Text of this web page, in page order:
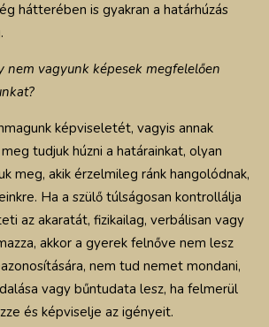
hátterében is gyakran a határhúzás
nem vagyunk képesek megfelelően
képviseletét, vagyis annak
tudjuk húzni a határainkat, olyan
meg, akik érzelmileg ránk hangolódnak,
Ha a szülő túlságosan kontrollálja
az akaratát, fizikailag, verbálisan vagy
akkor a gyerek felnőve nem lesz
nem tud nemet mondani,
vagy bűntudata lesz, ha felmerül
és képviselje az igényeit.